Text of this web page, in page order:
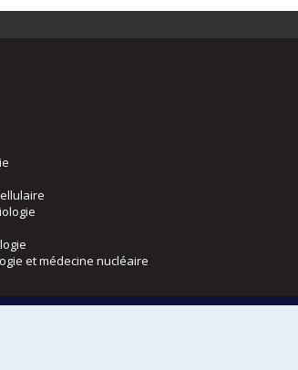
et médecine nucléaire